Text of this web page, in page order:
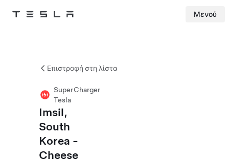
Tesla Μενού
Επιστροφή στη λίστα
SuperCharger
Tesla
Imsil,
South
Korea -
Cheese